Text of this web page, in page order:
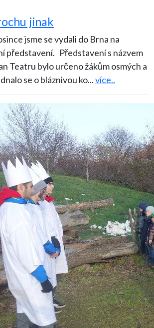
jinak
jsme se vydali do Brna na
Představení s názvem
Teatru bylo určeno žákům osmých a
se o bláznivou ko...více..